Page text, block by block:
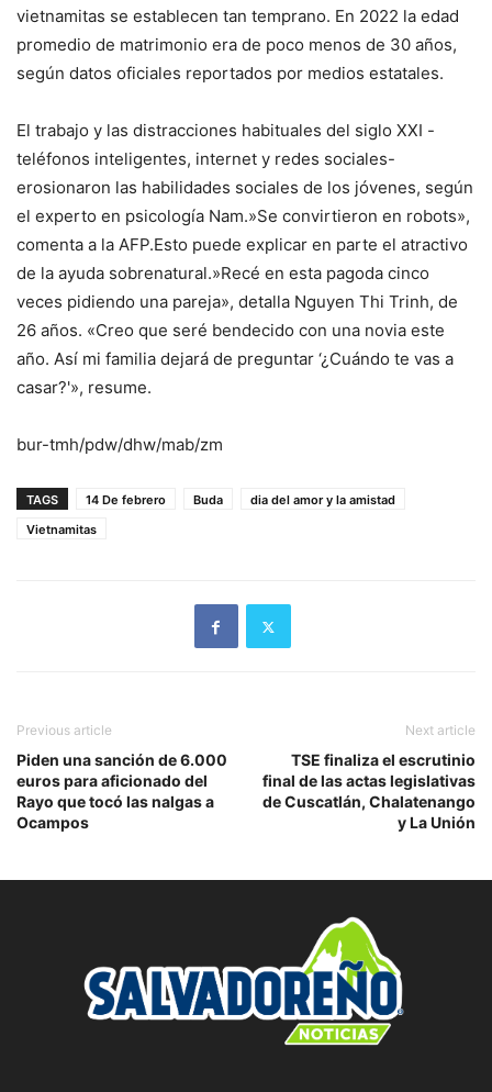
vietnamitas se establecen tan temprano. En 2022 la edad
promedio de matrimonio era de poco menos de 30 años,
según datos oficiales reportados por medios estatales.
El trabajo y las distracciones habituales del siglo XXI -
teléfonos inteligentes, internet y redes sociales-
erosionaron las habilidades sociales de los jóvenes, según
el experto en psicología Nam.»Se convirtieron en robots»,
comenta a la AFP.Esto puede explicar en parte el atractivo
de la ayuda sobrenatural.»Recé en esta pagoda cinco
veces pidiendo una pareja», detalla Nguyen Thi Trinh, de
26 años. «Creo que seré bendecido con una novia este
año. Así mi familia dejará de preguntar ‘¿Cuándo te vas a
casar?'», resume.
bur-tmh/pdw/dhw/mab/zm
TAGS 14 De febrero Buda
dia del amor y la amistad
Vietnamitas
Previous article
Piden una sanción de 6.000
euros para aficionado del
Rayo que tocó las nalgas a
Ocampos
Next article
TSE finaliza el escrutinio
final de las actas legislativas
de Cuscatlán, Chalatenango
y La Unión